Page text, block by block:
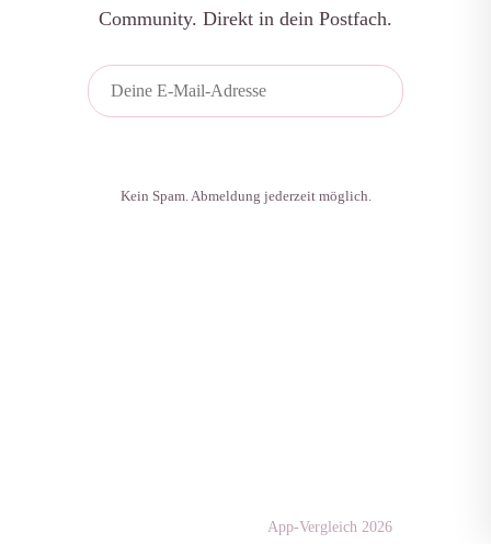
Community. Direkt in dein Postfach.
Kein Spam. Abmeldung jederzeit möglich.
App-Vergleich 2026